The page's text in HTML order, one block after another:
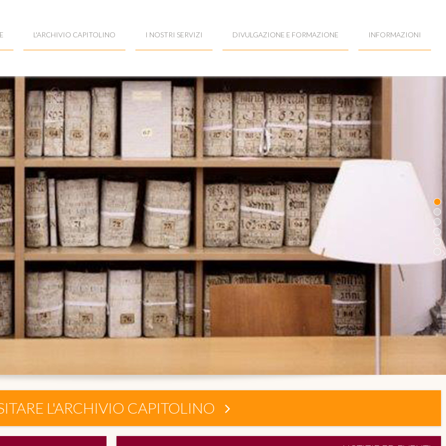
L'ARCHIVIO CAPITOLINO I NOSTRI SERVIZI DIVULGAZIONE E FORMAZIONE INFORMAZIONI
L'ARCHIVIO CAPITOLINO